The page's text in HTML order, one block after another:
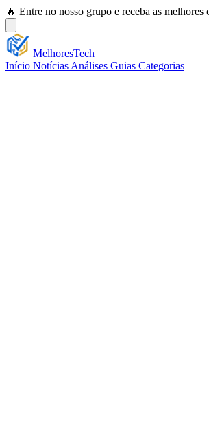
🔥 Entre no nosso grupo e receba as melhores
MelhoresTech
Início Notícias Análises Guias Categorias